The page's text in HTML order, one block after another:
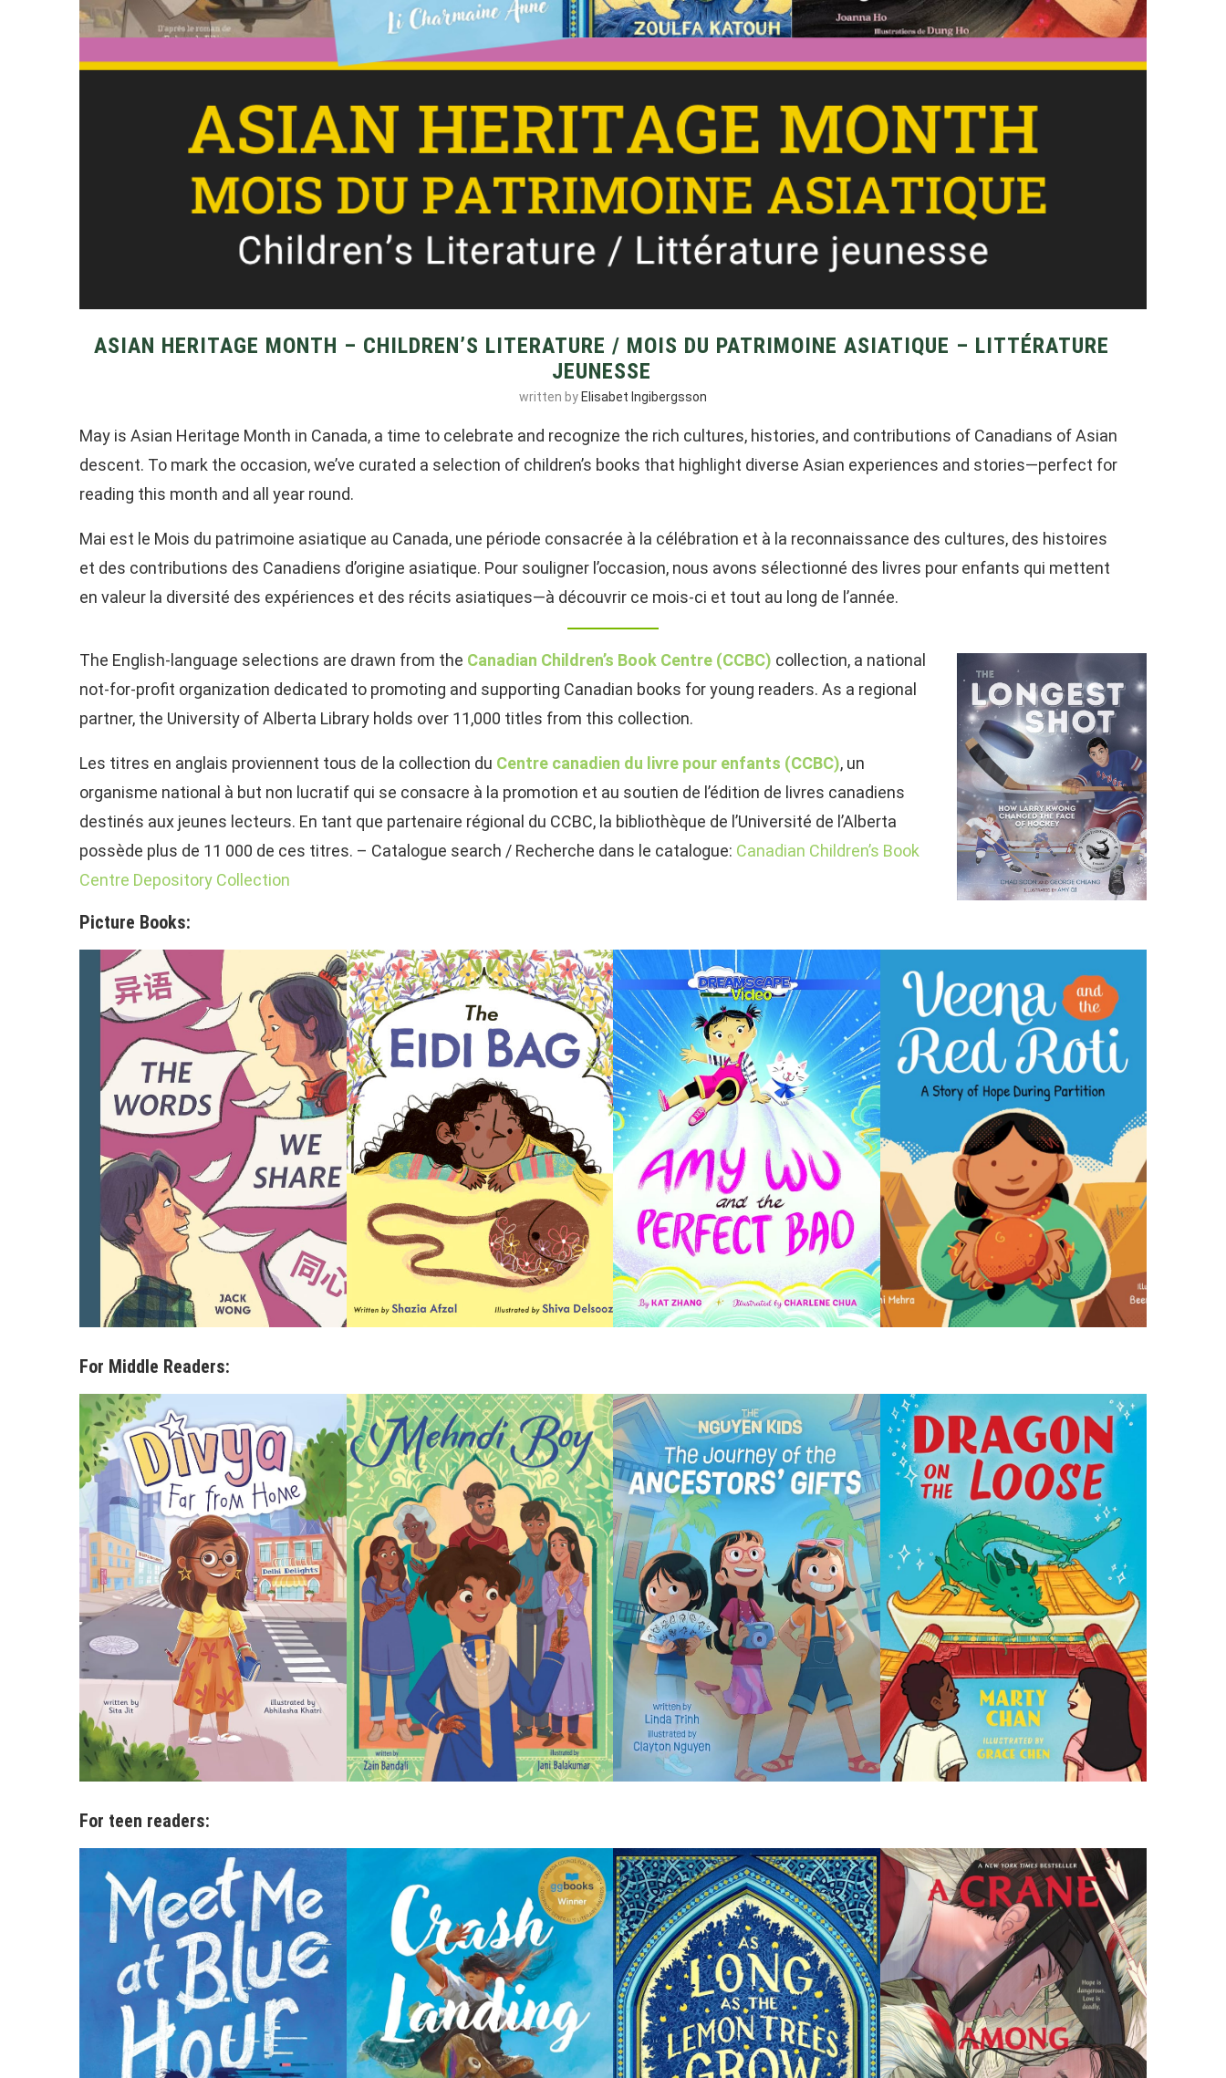
ASIAN HERITAGE MONTH – CHILDREN’S LITERATURE / MOIS DU PATRIMOINE ASIATIQUE – LITTÉRATURE
JEUNESSE
written by Elisabet Ingibergsson
May is Asian Heritage Month in Canada, a time to celebrate and recognize the rich cultures, histories, and contributions of Canadians of Asian
descent. To mark the occasion, we’ve curated a selection of children’s books that highlight diverse Asian experiences and stories—perfect for
reading this month and all year round.
Mai est le Mois du patrimoine asiatique au Canada, une période consacrée à la célébration et à la reconnaissance des cultures, des histoires
et des contributions des Canadiens d’origine asiatique. Pour souligner l’occasion, nous avons sélectionné des livres pour enfants qui mettent
en valeur la diversité des expériences et des récits asiatiques—à découvrir ce mois-ci et tout au long de l’année.
The English-language selections are drawn from the Canadian Children’s Book Centre (CCBC) collection, a national
not-for-profit organization dedicated to promoting and supporting Canadian books for young readers. As a regional
partner, the University of Alberta Library holds over 11,000 titles from this collection.
Les titres en anglais proviennent tous de la collection du Centre canadien du livre pour enfants (CCBC), un
organisme national à but non lucratif qui se consacre à la promotion et au soutien de l’édition de livres canadiens
destinés aux jeunes lecteurs. En tant que partenaire régional du CCBC, la bibliothèque de l’Université de l’Alberta
possède plus de 11 000 de ces titres. – Catalogue search / Recherche dans le catalogue: Canadian Children’s Book
Centre Depository Collection
Picture Books:
For Middle Readers:
For teen readers: